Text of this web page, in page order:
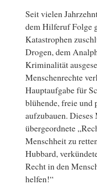
Seit vielen
dem Hilferuf Folge
Katastrophen
Drogen, dem
Kriminalität
Menschenrechte
Hauptaufgabe für
blühende, freie und
aufzubauen. Dieses
übergeordnete
Menschheit zu
Hubbard,
Recht in den
helfen!“